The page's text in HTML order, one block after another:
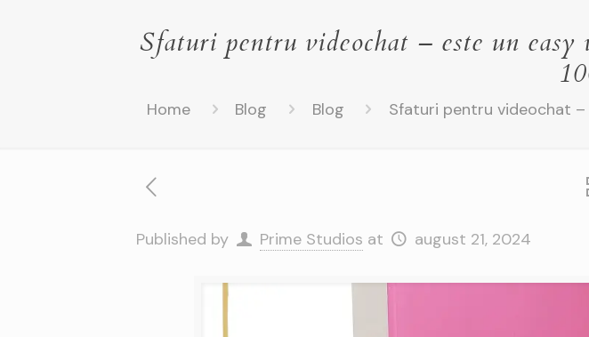
Sfaturi pentru videochat – este un
Home Blog Blog Sfaturi pentru videochat
Published by Prime Studios at august 21, 2024